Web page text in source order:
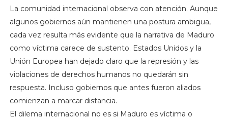
La comunidad internacional observa con atención. Aunque
algunos gobiernos aún mantienen una postura ambigua,
cada vez resulta más evidente que la narrativa de Maduro
como víctima carece de sustento. Estados Unidos y la
Unión Europea han dejado claro que la represión y las
violaciones de derechos humanos no quedarán sin
respuesta. Incluso gobiernos que antes fueron aliados
comienzan a marcar distancia.
El dilema internacional no es si Maduro es víctima o